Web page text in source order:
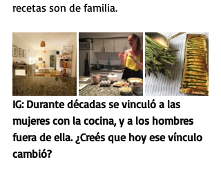
recetas son de familia.
IG: Durante décadas se vinculó a las
mujeres con la cocina, y a los hombres
fuera de ella. ¿Creés que hoy ese vínculo
cambió?